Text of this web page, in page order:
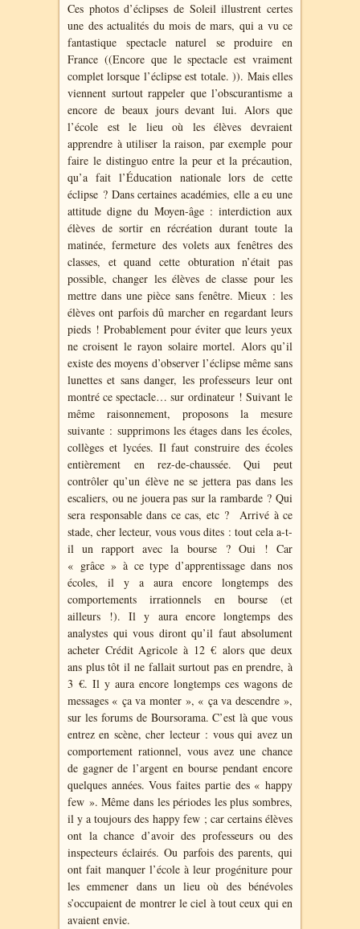
Ces photos d’éclipses de Soleil illustrent certes
une des actualités du mois de mars, qui a vu ce
fantastique spectacle naturel se produire en
France ((Encore que le spectacle est vraiment
complet lorsque l’éclipse est totale. )). Mais elles
viennent surtout rappeler que l’obscurantisme a
encore de beaux jours devant lui. Alors que
l’école est le lieu où les élèves devraient
apprendre à utiliser la raison, par exemple pour
faire le distinguo entre la peur et la précaution,
qu’a fait l’Éducation nationale lors de cette
éclipse ? Dans certaines académies, elle a eu une
attitude digne du Moyen-âge : interdiction aux
élèves de sortir en récréation durant toute la
matinée, fermeture des volets aux fenêtres des
classes, et quand cette obturation n’était pas
possible, changer les élèves de classe pour les
mettre dans une pièce sans fenêtre. Mieux : les
élèves ont parfois dû marcher en regardant leurs
pieds ! Probablement pour éviter que leurs yeux
ne croisent le rayon solaire mortel. Alors qu’il
existe des moyens d’observer l’éclipse même sans
lunettes et sans danger, les professeurs leur ont
montré ce spectacle… sur ordinateur ! Suivant le
même raisonnement, proposons la mesure
suivante : supprimons les étages dans les écoles,
collèges et lycées. Il faut construire des écoles
entièrement en rez-de-chaussée. Qui peut
contrôler qu’un élève ne se jettera pas dans les
escaliers, ou ne jouera pas sur la rambarde ? Qui
sera responsable dans ce cas, etc ? Arrivé à ce
stade, cher lecteur, vous vous dites : tout cela a-t-
il un rapport avec la bourse ? Oui ! Car
« grâce » à ce type d’apprentissage dans nos
écoles, il y a aura encore longtemps des
comportements irrationnels en bourse (et
ailleurs !). Il y aura encore longtemps des
analystes qui vous diront qu’il faut absolument
acheter Crédit Agricole à 12 € alors que deux
ans plus tôt il ne fallait surtout pas en prendre, à
3 €. Il y aura encore longtemps ces wagons de
messages « ça va monter », « ça va descendre »,
sur les forums de Boursorama. C’est là que vous
entrez en scène, cher lecteur : vous qui avez un
comportement rationnel, vous avez une chance
de gagner de l’argent en bourse pendant encore
quelques années. Vous faites partie des « happy
few ». Même dans les périodes les plus sombres,
il y a toujours des happy few ; car certains élèves
ont la chance d’avoir des professeurs ou des
inspecteurs éclairés. Ou parfois des parents, qui
ont fait manquer l’école à leur progéniture pour
les emmener dans un lieu où des bénévoles
s’occupaient de montrer le ciel à tout ceux qui en
avaient envie.